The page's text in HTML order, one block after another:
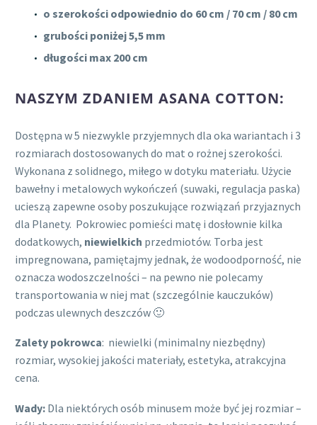
o szerokości odpowiednio do 60 cm / 70 cm / 80 cm
grubości poniżej 5,5 mm
długości max 200 cm
NASZYM ZDANIEM ASANA COTTON:
Dostępna w 5 niezwykle przyjemnych dla oka wariantach i 3
rozmiarach dostosowanych do mat o rożnej szerokości.
Wykonana z solidnego, miłego w dotyku materiału. Użycie
bawełny i metalowych wykończeń (suwaki, regulacja paska)
ucieszą zapewne osoby poszukujące rozwiązań przyjaznych
dla Planety. Pokrowiec pomieści matę i dosłownie kilka
dodatkowych, niewielkich przedmiotów. Torba jest
impregnowana, pamiętajmy jednak, że wodoodporność, nie
oznacza wodoszczelności – na pewno nie polecamy
transportowania w niej mat (szczególnie kauczuków)
podczas ulewnych deszczów 🙂
Zalety pokrowca: niewielki (minimalny niezbędny)
rozmiar, wysokiej jakości materiały, estetyka, atrakcyjna
cena.
Wady: Dla niektórych osób minusem może być jej rozmiar –